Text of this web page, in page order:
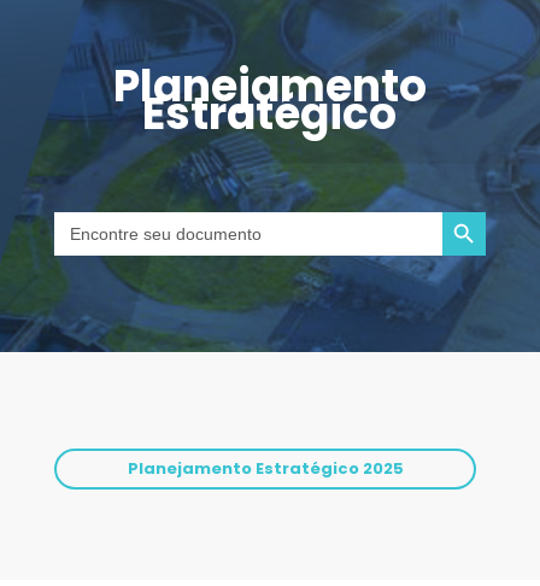
Planejamento
Estratégico
Search
for:
Search Button
Planejamento Estratégico 2025